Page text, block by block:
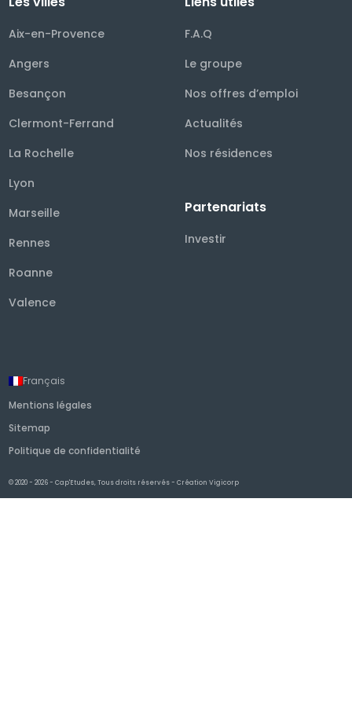
Aix-en-Provence
Angers
Besançon
Clermont-Ferrand
La Rochelle
Lyon
Marseille
Rennes
Roanne
Valence
F.A.Q
Le groupe
Nos offres d’emploi
Actualités
Nos résidences
Partenariats
Investir
Français
Mentions légales
Sitemap
Politique de confidentialité
© 2020 - 2026 - Cap'Etudes, Tous droits réservés - Création Vigicorp